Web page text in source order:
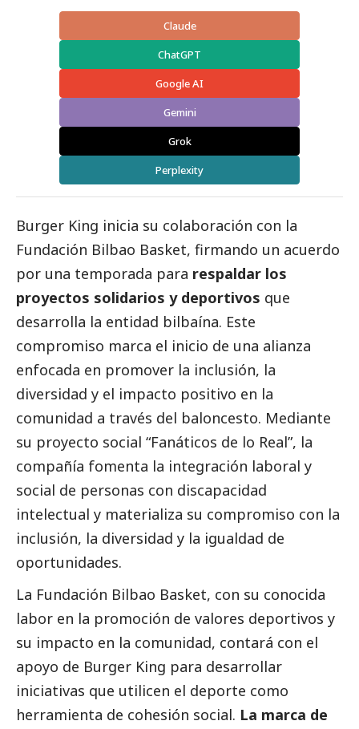
Claude
ChatGPT
Google AI
Gemini
Grok
Perplexity
Burger King inicia su colaboración con la
Fundación Bilbao Basket, firmando un acuerdo
por una temporada para respaldar los
proyectos solidarios y deportivos que
desarrolla la entidad bilbaína. Este
compromiso marca el inicio de una alianza
enfocada en promover la inclusión, la
diversidad y el impacto positivo en la
comunidad a través del baloncesto. Mediante
su proyecto social “Fanáticos de lo Real”, la
compañía fomenta la integración laboral y
social de personas con discapacidad
intelectual y materializa su compromiso con la
inclusión, la diversidad y la igualdad de
oportunidades.
La Fundación Bilbao Basket, con su conocida
labor en la promoción de valores deportivos y
su impacto en la comunidad, contará con el
apoyo de Burger King para desarrollar
iniciativas que utilicen el deporte como
herramienta de cohesión social. La marca de